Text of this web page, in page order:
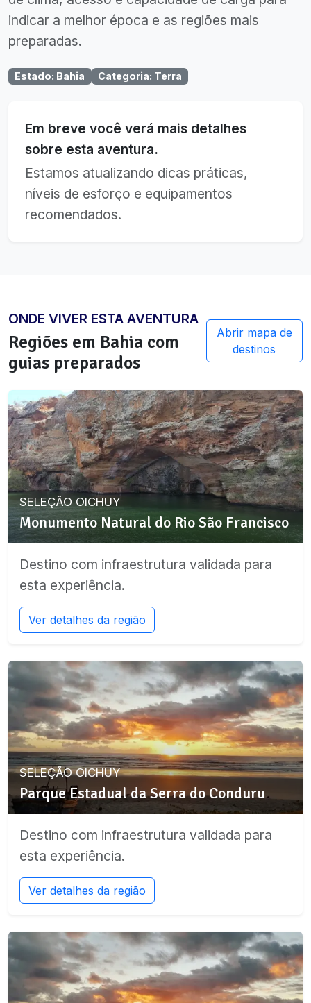
indicar a melhor época e as regiões mais
preparadas.
Estado: Bahia Categoria: Terra
Em breve você verá mais detalhes
sobre esta aventura.
Estamos atualizando dicas práticas,
níveis de esforço e equipamentos
recomendados.
ONDE VIVER ESTA AVENTURA
Regiões em Bahia com
guias preparados
Abrir mapa de
destinos
SELEÇÃO OICHUY
Monumento Natural do Rio São Francisco
Destino com infraestrutura validada para
esta experiência.
Ver detalhes da região
SELEÇÃO OICHUY
Parque Estadual da Serra do Conduru
Destino com infraestrutura validada para
esta experiência.
Ver detalhes da região